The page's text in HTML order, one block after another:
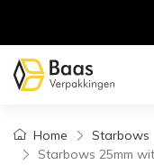
Home
Starbows
Starbows 25mm